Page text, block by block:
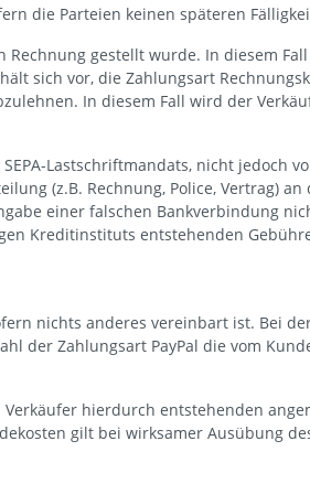
die Parteien keinen späteren
gestellt wurde. In diesem
sich vor, die Zahlungsart
In diesem Fall wird der
Lastschriftmandats, nicht jedoch
(z.B. Rechnung, Police, Vertrag)
einer falschen Bankverbindung
Kreditinstituts entstehenden
nichts anderes vereinbart ist. Bei
der Zahlungsart PayPal die vom
hierdurch entstehenden
gilt bei wirksamer Ausübung